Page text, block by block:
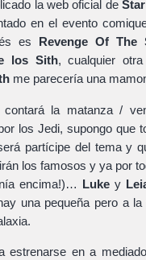
la web oficial de
en el evento
es Revenge Of The
los Sith, cualquier
me parecería una
contará la matanza /
los Jedi, supongo que
partícipe del tema y
los famosos y ya por
encima!)… Lukey
una pequeña pero a
estrenarse en a